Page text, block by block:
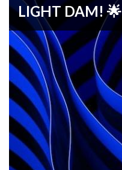
LIGHT DAM! 🌟